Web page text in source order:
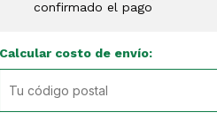
confirmado el pago
Calcular costo de envío: